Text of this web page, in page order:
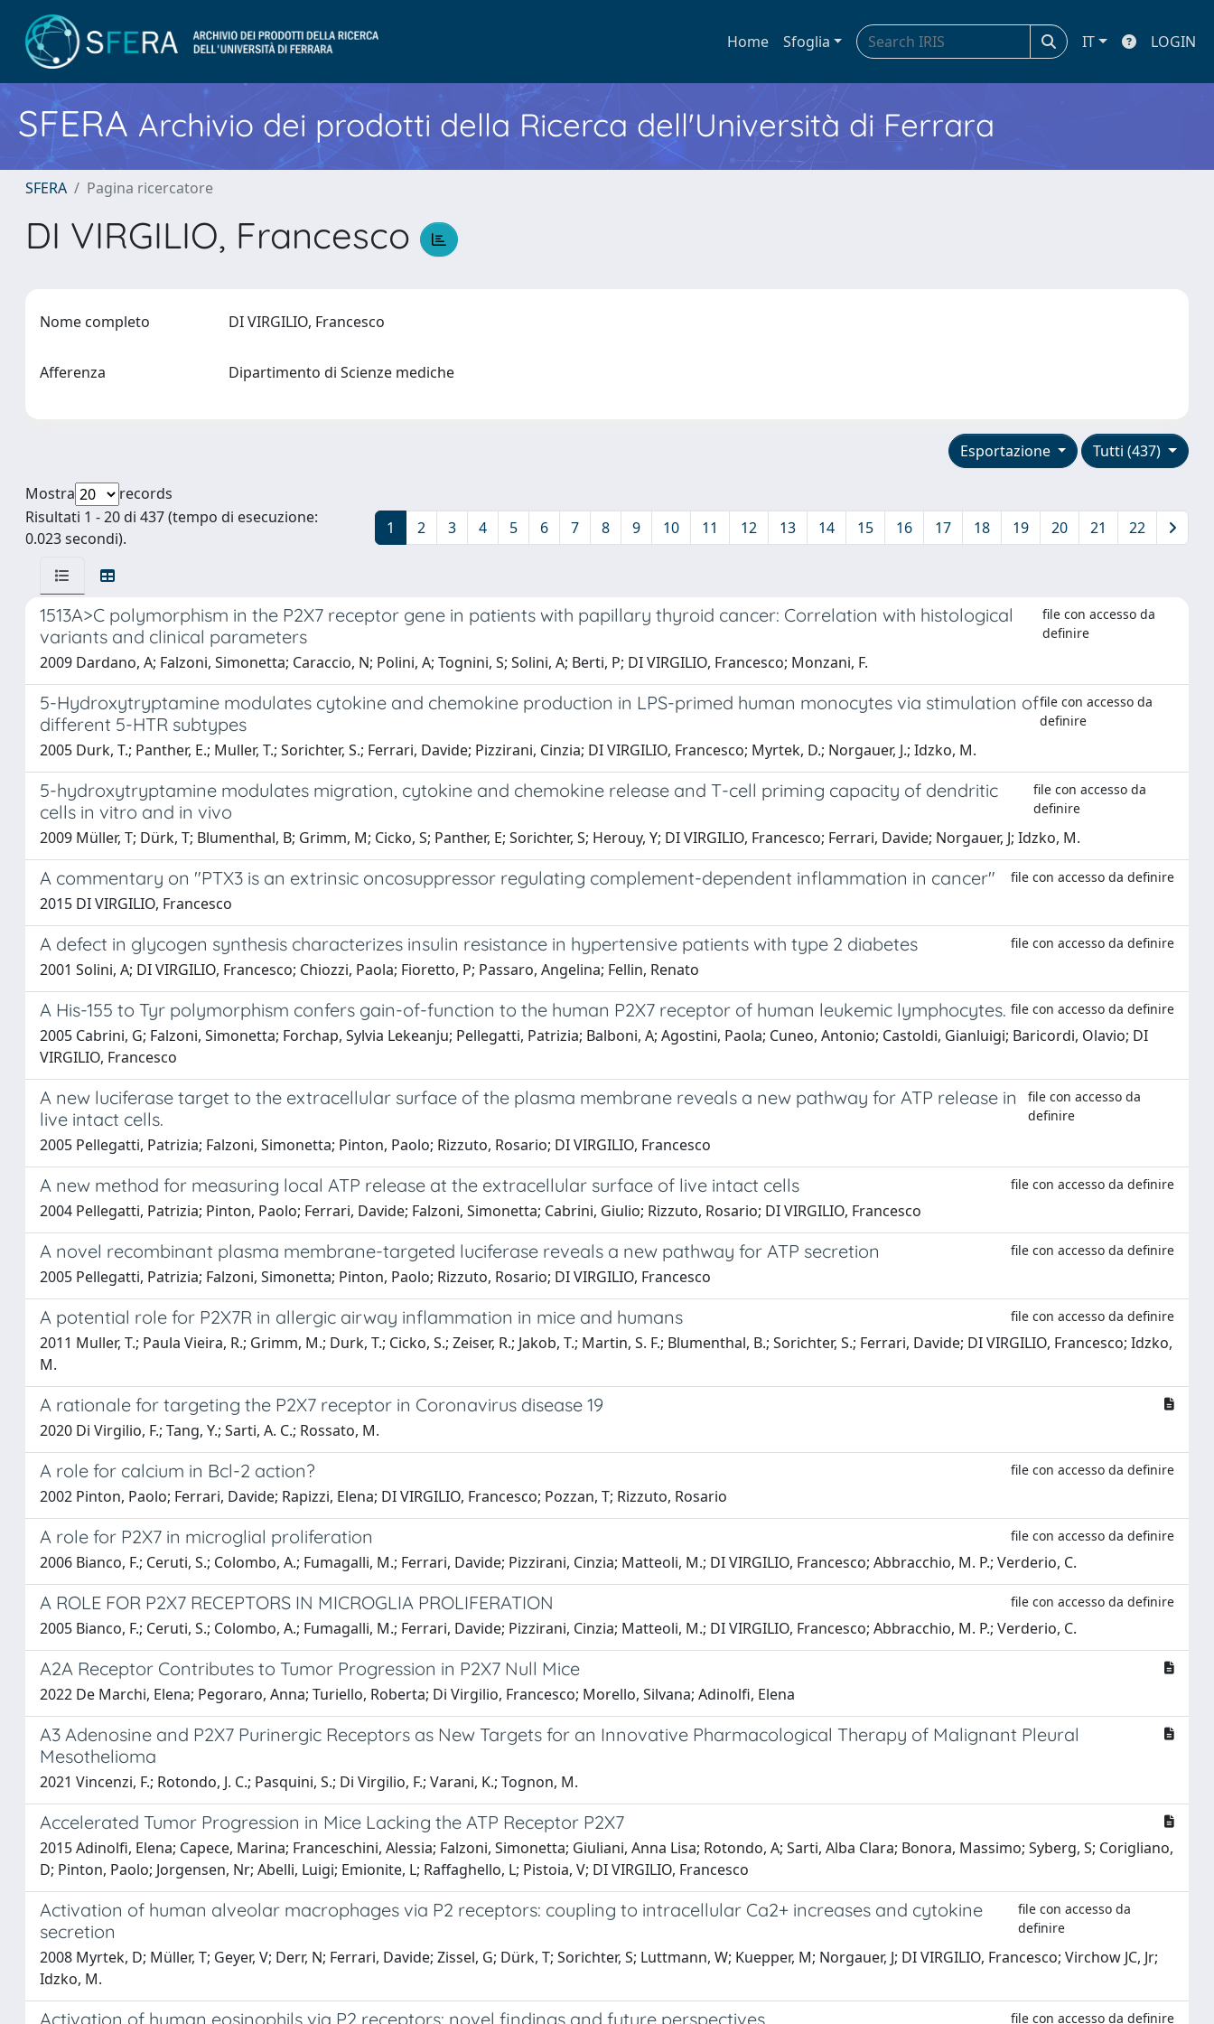
Home Sfoglia IT LOGIN
SFERA Archivio dei prodotti della Ricerca dell'Università di Ferrara
SFERA Pagina ricercatore
DI VIRGILIO, Francesco
Nome completo DI VIRGILIO, Francesco
Afferenza Dipartimento di Scienze mediche
Tutti (437)
Esportazione
Mostra
records
Risultati 1 - 20 di 437 (tempo di esecuzione:
0.023 secondi).
1 2 3 4 5 6 7 8 9 10 11 12 13 14 15 16 17 18 19 20 21 22
1513A>C polymorphism in the P2X7 receptor gene in patients with papillary thyroid cancer: Correlation with histological
variants and clinical parameters
file con accesso da
definire
2009 Dardano, A; Falzoni, Simonetta; Caraccio, N; Polini, A; Tognini, S; Solini, A; Berti, P; DI VIRGILIO, Francesco; Monzani, F.
5-Hydroxytryptamine modulates cytokine and chemokine production in LPS-primed human monocytes via stimulation of
different 5-HTR subtypes
file con accesso da
definire
2005 Durk, T.; Panther, E.; Muller, T.; Sorichter, S.; Ferrari, Davide; Pizzirani, Cinzia; DI VIRGILIO, Francesco; Myrtek, D.; Norgauer, J.; Idzko, M.
5-hydroxytryptamine modulates migration, cytokine and chemokine release and T-cell priming capacity of dendritic
cells in vitro and in vivo
file con accesso da
definire
2009 Müller, T; Dürk, T; Blumenthal, B; Grimm, M; Cicko, S; Panther, E; Sorichter, S; Herouy, Y; DI VIRGILIO, Francesco; Ferrari, Davide; Norgauer, J; Idzko, M.
A commentary on "PTX3 is an extrinsic oncosuppressor regulating complement-dependent inflammation in cancer" file con accesso da definire
2015 DI VIRGILIO, Francesco
A defect in glycogen synthesis characterizes insulin resistance in hypertensive patients with type 2 diabetes file con accesso da definire
2001 Solini, A; DI VIRGILIO, Francesco; Chiozzi, Paola; Fioretto, P; Passaro, Angelina; Fellin, Renato
A His-155 to Tyr polymorphism confers gain-of-function to the human P2X7 receptor of human leukemic lymphocytes. file con accesso da definire
2005 Cabrini, G; Falzoni, Simonetta; Forchap, Sylvia Lekeanju; Pellegatti, Patrizia; Balboni, A; Agostini, Paola; Cuneo, Antonio; Castoldi, Gianluigi; Baricordi, Olavio; DI
VIRGILIO, Francesco
A new luciferase target to the extracellular surface of the plasma membrane reveals a new pathway for ATP release in
live intact cells.
file con accesso da
definire
2005 Pellegatti, Patrizia; Falzoni, Simonetta; Pinton, Paolo; Rizzuto, Rosario; DI VIRGILIO, Francesco
A new method for measuring local ATP release at the extracellular surface of live intact cells file con accesso da definire
2004 Pellegatti, Patrizia; Pinton, Paolo; Ferrari, Davide; Falzoni, Simonetta; Cabrini, Giulio; Rizzuto, Rosario; DI VIRGILIO, Francesco
A novel recombinant plasma membrane-targeted luciferase reveals a new pathway for ATP secretion file con accesso da definire
2005 Pellegatti, Patrizia; Falzoni, Simonetta; Pinton, Paolo; Rizzuto, Rosario; DI VIRGILIO, Francesco
A potential role for P2X7R in allergic airway inflammation in mice and humans file con accesso da definire
2011 Muller, T.; Paula Vieira, R.; Grimm, M.; Durk, T.; Cicko, S.; Zeiser, R.; Jakob, T.; Martin, S. F.; Blumenthal, B.; Sorichter, S.; Ferrari, Davide; DI VIRGILIO, Francesco; Idzko,
M.
A rationale for targeting the P2X7 receptor in Coronavirus disease 19
2020 Di Virgilio, F.; Tang, Y.; Sarti, A. C.; Rossato, M.
A role for calcium in Bcl-2 action? file con accesso da definire
2002 Pinton, Paolo; Ferrari, Davide; Rapizzi, Elena; DI VIRGILIO, Francesco; Pozzan, T; Rizzuto, Rosario
A role for P2X7 in microglial proliferation file con accesso da definire
2006 Bianco, F.; Ceruti, S.; Colombo, A.; Fumagalli, M.; Ferrari, Davide; Pizzirani, Cinzia; Matteoli, M.; DI VIRGILIO, Francesco; Abbracchio, M. P.; Verderio, C.
A ROLE FOR P2X7 RECEPTORS IN MICROGLIA PROLIFERATION file con accesso da definire
2005 Bianco, F.; Ceruti, S.; Colombo, A.; Fumagalli, M.; Ferrari, Davide; Pizzirani, Cinzia; Matteoli, M.; DI VIRGILIO, Francesco; Abbracchio, M. P.; Verderio, C.
A2A Receptor Contributes to Tumor Progression in P2X7 Null Mice
2022 De Marchi, Elena; Pegoraro, Anna; Turiello, Roberta; Di Virgilio, Francesco; Morello, Silvana; Adinolfi, Elena
A3 Adenosine and P2X7 Purinergic Receptors as New Targets for an Innovative Pharmacological Therapy of Malignant Pleural
Mesothelioma
2021 Vincenzi, F.; Rotondo, J. C.; Pasquini, S.; Di Virgilio, F.; Varani, K.; Tognon, M.
Accelerated Tumor Progression in Mice Lacking the ATP Receptor P2X7
2015 Adinolfi, Elena; Capece, Marina; Franceschini, Alessia; Falzoni, Simonetta; Giuliani, Anna Lisa; Rotondo, A; Sarti, Alba Clara; Bonora, Massimo; Syberg, S; Corigliano,
D; Pinton, Paolo; Jorgensen, Nr; Abelli, Luigi; Emionite, L; Raffaghello, L; Pistoia, V; DI VIRGILIO, Francesco
Activation of human alveolar macrophages via P2 receptors: coupling to intracellular Ca2+ increases and cytokine
secretion
file con accesso da
definire
2008 Myrtek, D; Müller, T; Geyer, V; Derr, N; Ferrari, Davide; Zissel, G; Dürk, T; Sorichter, S; Luttmann, W; Kuepper, M; Norgauer, J; DI VIRGILIO, Francesco; Virchow JC, Jr;
Idzko, M.
Activation of human eosinophils via P2 receptors: novel findings and future perspectives file con accesso da definire